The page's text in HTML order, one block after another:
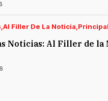
Al Filler De La Noticia Principal
Noticias: Al Filler de la